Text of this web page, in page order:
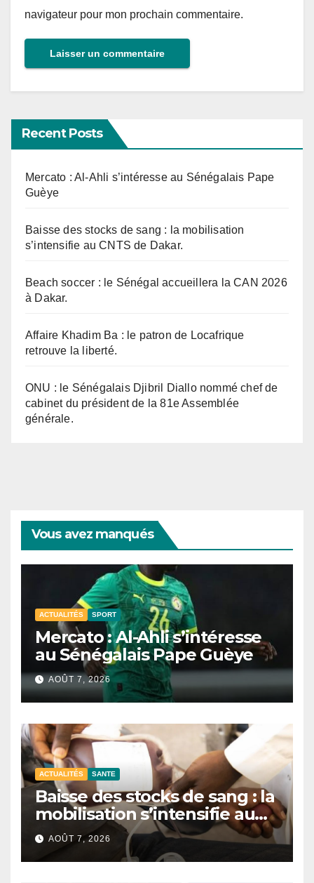
navigateur pour mon prochain commentaire.
Recent Posts
Mercato : Al-Ahli s’intéresse au Sénégalais Pape
Guèye
Baisse des stocks de sang : la mobilisation
s’intensifie au CNTS de Dakar.
Beach soccer : le Sénégal accueillera la CAN 2026
à Dakar.
Affaire Khadim Ba : le patron de Locafrique
retrouve la liberté.
ONU : le Sénégalais Djibril Diallo nommé chef de
cabinet du président de la 81e Assemblée
générale.
Vous avez manqués
ACTUALITÉS SPORT
Mercato : Al-Ahli s’intéresse
au Sénégalais Pape Guèye
AOÛT 7, 2026
ACTUALITÉS SANTE
Baisse des stocks de sang : la
mobilisation s’intensifie au
CNTS de Dakar.
AOÛT 7, 2026